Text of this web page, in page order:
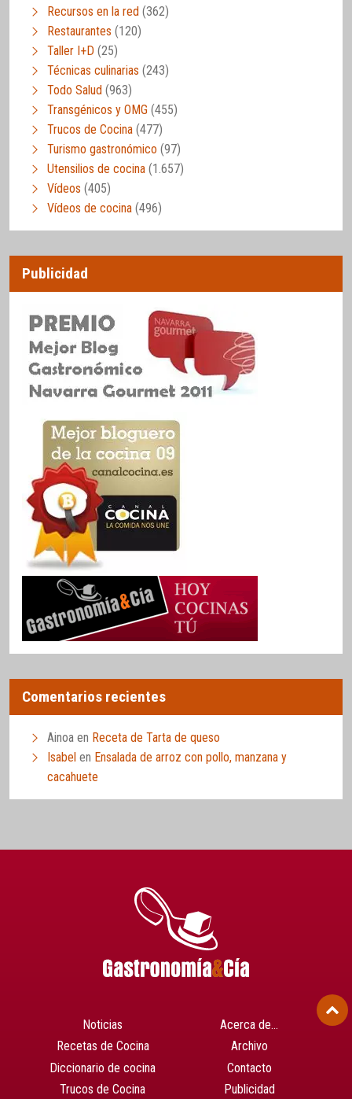
Recursos en la red (362)
Restaurantes (120)
Taller I+D (25)
Técnicas culinarias (243)
Todo Salud (963)
Transgénicos y OMG (455)
Trucos de Cocina (477)
Turismo gastronómico (97)
Utensilios de cocina (1.657)
Vídeos (405)
Vídeos de cocina (496)
Publicidad
Comentarios recientes
Ainoa en Receta de Tarta de queso
Isabel en Ensalada de arroz con pollo, manzana y
cacahuete
Noticias
Recetas de Cocina
Diccionario de cocina
Trucos de Cocina
Acerca de…
Archivo
Contacto
Publicidad